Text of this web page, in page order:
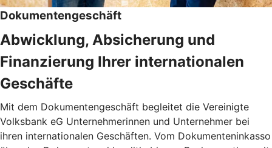
Dokumentengeschäft
Abwicklung, Absicherung und
Finanzierung Ihrer internationalen
Geschäfte
Mit dem Dokumentengeschäft begleitet die Vereinigte
Volksbank eG Unternehmerinnen und Unternehmer bei
ihren internationalen Geschäften. Vom Dokumenteninkasso